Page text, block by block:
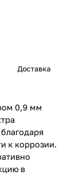
Доставка
0,9 мм
к коррозии.
в